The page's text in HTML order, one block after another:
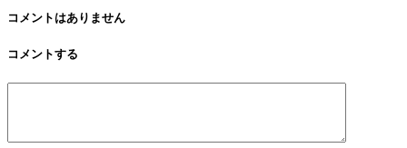
コメントはありません
コメントする